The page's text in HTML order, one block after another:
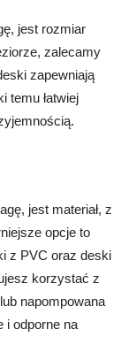
jest rozmiar
zalecamy
zapewniają
temu łatwiej
jest materiał, z
opcje to
z PVC oraz deski
korzystać z
napompowana
i odporne na